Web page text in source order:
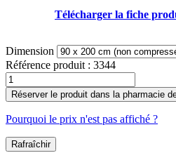
Télécharger la fiche
Dimension
Référence produit : 3344
Réserver le produit dans la pharmacie
Pourquoi le prix n'est pas affiché ?